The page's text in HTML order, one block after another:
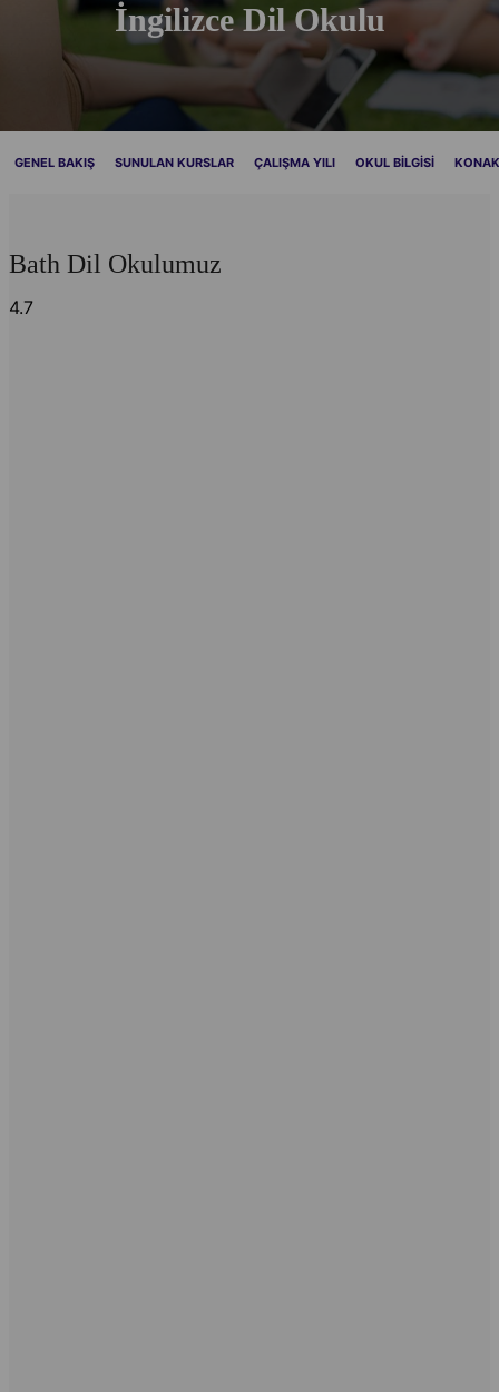
İngilizce Dil Okulu
GENEL BAKIŞ SUNULAN KURSLAR ÇALIŞMA YILI OKUL BILGISI
Bath Dil Okulumuz
4.7